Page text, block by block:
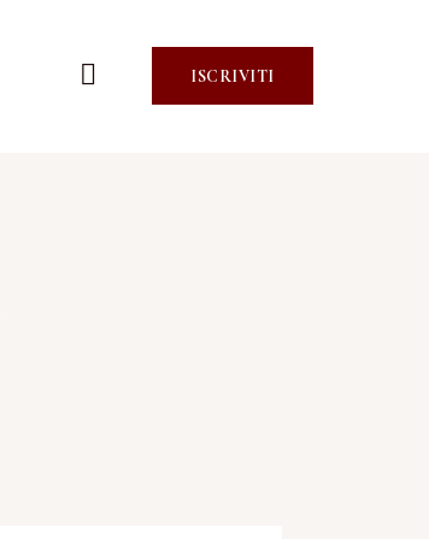
ISCRIVITI